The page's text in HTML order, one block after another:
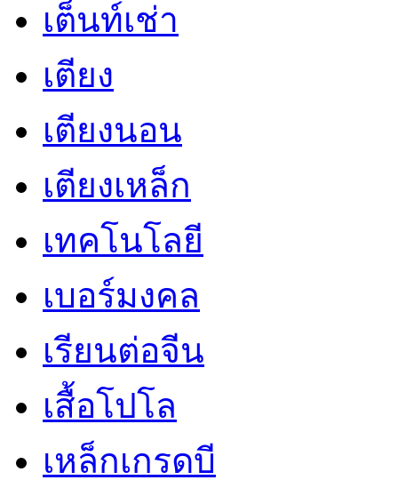
เต็นท์เช่า
เตียง
เตียงนอน
เตียงเหล็ก
เทคโนโลยี
เบอร์มงคล
เรียนต่อจีน
เสื้อโปโล
เหล็กเกรดบี